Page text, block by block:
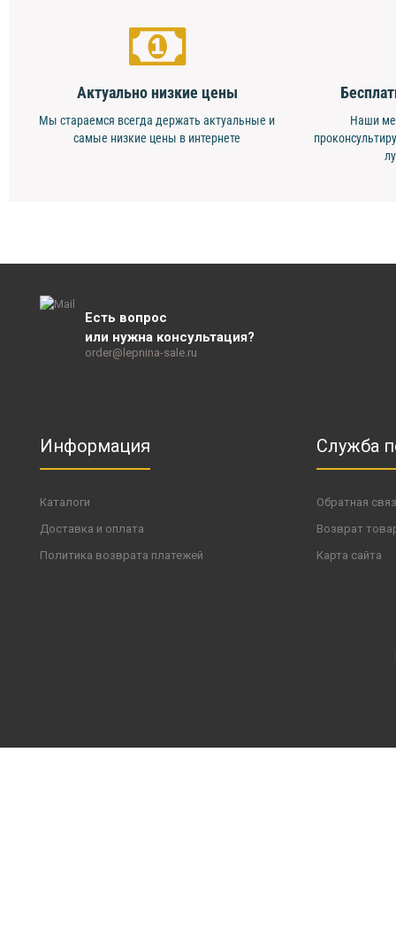
Актуально низкие цены
Мы стараемся всегда держать актуальные и
самые низкие цены в интернете
Наши
Есть вопрос
или нужна консультация?
order@lepnina-sale.ru
Информация
Каталоги
Доставка и оплата
Политика возврата платежей
Служба
Обратная
Возврат
Карта сайта